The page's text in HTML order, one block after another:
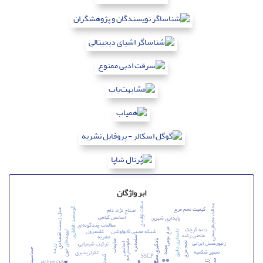
ابر واژگان
اسانس
کنجد یادگیری عمیق ضایعات
مرغ بومی
تخم مرغ تکرارپذیری عفونت رحمسلمه‌تره ترکیب شیمیایی
شبکه عصبی کانولوشن دامداری دقیقمنحنی رشد نشریه
سخن سردبیر
مجله لیپید‌های خون تخمیر شکمبه
صفات تولیدی مدل زیست اقتصادیگوسفند افشاری
زنبورعسل ایرانی
SSCP
عدالت محیط‌زیستی مطالعات چندگونه‌ای
پایداری شهری
اسانس گیاهی
کلسترول
دانه گرچک
زرده
کیفیت تخم مرغ اصلاح نژاد دام